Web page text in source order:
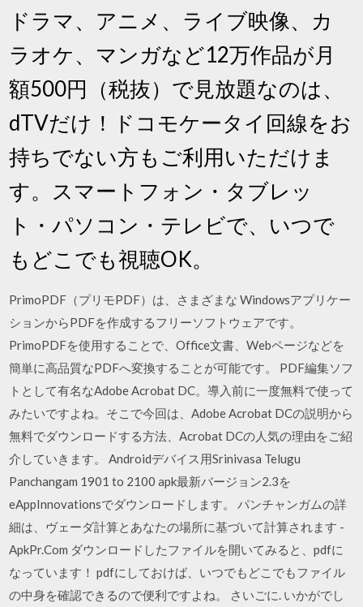
ドラマ、アニメ、ライブ映像、カ
ラオケ、マンガなど12万作品が月
額500円（税抜）で見放題なのは、
dTVだけ！ドコモケータイ回線をお
持ちでない方もご利用いただけま
す。スマートフォン・タブレッ
ト・パソコン・テレビで、いつで
もどこでも視聴OK。
PrimoPDF（プリモPDF）は、さまざまな Windowsアプリケー
ションからPDFを作成するフリーソフトウェアです。
PrimoPDFを使用することで、Office文書、Webページなどを
簡単に高品質なPDFへ変換することが可能です。 PDF編集ソフ
トとして有名なAdobe Acrobat DC。導入前に一度無料で使って
みたいですよね。そこで今回は、Adobe Acrobat DCの説明から
無料でダウンロードする方法、Acrobat DCの人気の理由をご紹
介していきます。 Androidデバイス用Srinivasa Telugu
Panchangam 1901 to 2100 apk最新バージョン2.3を
eAppInnovationsでダウンロードします。 パンチャンガムの詳
細は、ヴェーダ計算とあなたの場所に基づいて計算されます -
ApkPr.Com ダウンロードしたファイルを開いてみると、pdfに
なっています！ pdfにしておけば、いつでもどこでもファイル
の中身を確認できるので便利ですよね。 さいごに. いかがでし